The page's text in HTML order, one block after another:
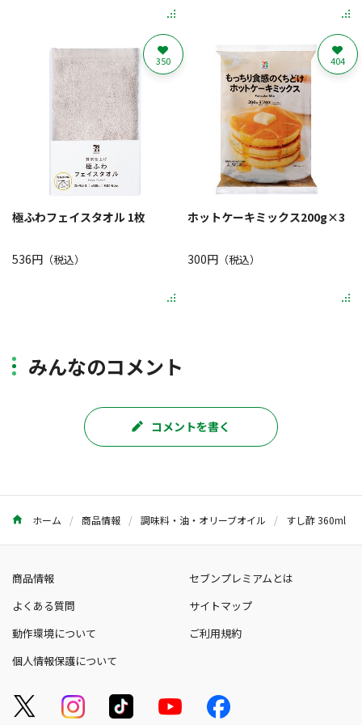
極ふわフェイスタオル 1枚
536円 （税込）
350
ホットケーキミックス200g×3
300円（税込）
404
みんなのコメント
コメントを書く
ホーム 商品情報 調味料・油・オリーブオイル すし酢 360ml
商品情報
セブンプレミアムとは
よくある質問
サイトマップ
動作環境について
ご利用規約
個人情報保護について